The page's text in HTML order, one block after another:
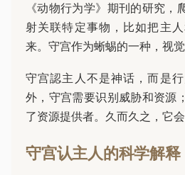
《动物行为学》期刊的研究，
射关联特定事物，比如把主
来。守宫作为蜥蜴的一种，视
守宫認主人不是神话，而是
外，守宫需要识别威胁和资源
了资源提供者。久而久之，它
守宫认主人的科学解释